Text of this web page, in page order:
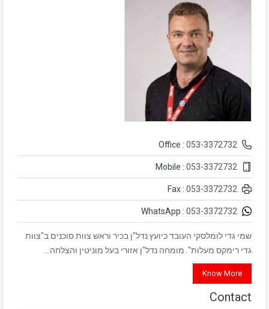
053-3372732
053-3372732
053-3372732
053-3372732
שמי גדי לומלסקי העובד כיועץ נדל"ן בכיר וראש צוות סוכנים ב"צוות
גדי רימקס מעלות". מומחה נדל"ן אזורי בעל מוניטין והצלחה…
Know More
Contact